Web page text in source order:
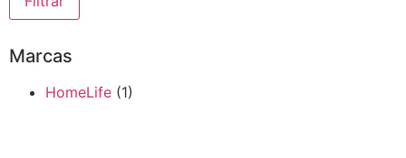
Marcas
HomeLife (1)